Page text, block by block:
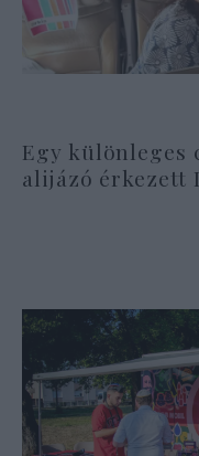
Egy különleges
alijázó érkezett